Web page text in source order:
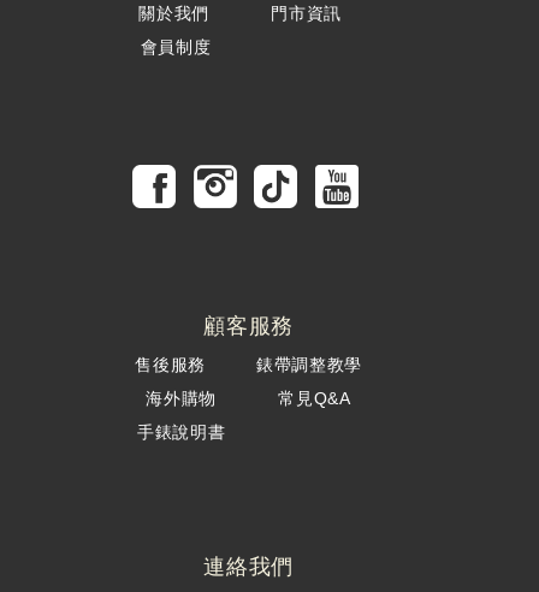
關於我們
門市資訊
會員制度
顧客服務
售後服務 錶帶調整教學
海外購物常見Q&A
手錶說明書
連絡我們